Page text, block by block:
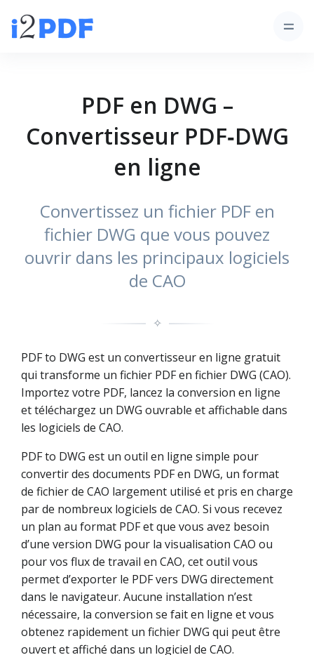
PDF en DWG –
Convertisseur PDF‑DWG
en ligne
Convertissez un fichier PDF en
fichier DWG que vous pouvez
ouvrir dans les principaux logiciels
de CAO
✧
PDF to DWG est un convertisseur en ligne gratuit
qui transforme un fichier PDF en fichier DWG (CAO).
Importez votre PDF, lancez la conversion en ligne
et téléchargez un DWG ouvrable et affichable dans
les logiciels de CAO.
PDF to DWG est un outil en ligne simple pour
convertir des documents PDF en DWG, un format
de fichier de CAO largement utilisé et pris en charge
par de nombreux logiciels de CAO. Si vous recevez
un plan au format PDF et que vous avez besoin
d’une version DWG pour la visualisation CAO ou
pour vos flux de travail en CAO, cet outil vous
permet d’exporter le PDF vers DWG directement
dans le navigateur. Aucune installation n’est
nécessaire, la conversion se fait en ligne et vous
obtenez rapidement un fichier DWG qui peut être
ouvert et affiché dans un logiciel de CAO.